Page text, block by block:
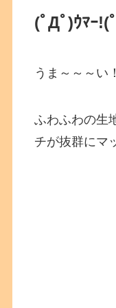
(ﾟДﾟ)ｳﾏｰ!(
うま～～～い
ふわふわの生
チが抜群にマ